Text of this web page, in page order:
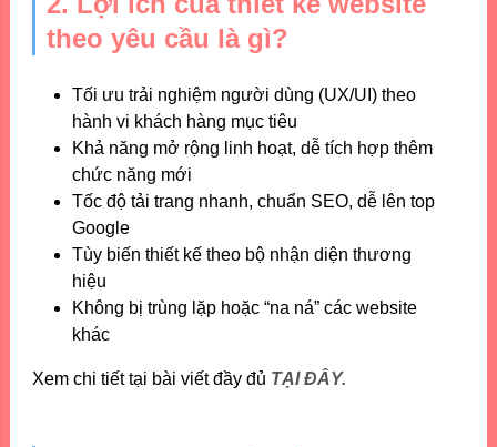
theo yêu cầu là gì?
Tối ưu trải nghiệm người dùng (UX/UI) theo
hành vi khách hàng mục tiêu
Khả năng mở rộng linh hoạt, dễ tích hợp thêm
chức năng mới
Tốc độ tải trang nhanh, chuẩn SEO, dễ lên top
Google
Tùy biến thiết kế theo bộ nhận diện thương
hiệu
Không bị trùng lặp hoặc “na ná” các website
khác
Xem chi tiết tại bài viết đầy đủ TẠI ĐÂY.